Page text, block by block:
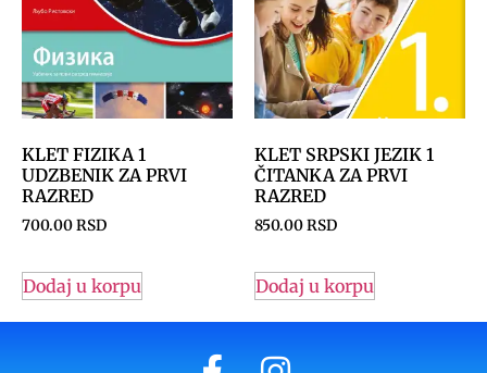
KLET FIZIKA 1
UDZBENIK ZA PRVI
RAZRED
700.00RSD
Dodaj u korpu
KLET SRPSKI JEZIK 1
ČITANKA ZA PRVI
RAZRED
850.00RSD
Dodaj u korpu